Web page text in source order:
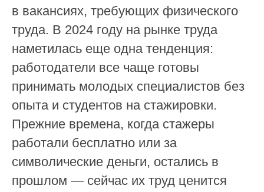
в вакансиях, требующих физического
труда. В 2024 году на рынке труда
наметилась еще одна тенденция:
работодатели все чаще готовы
принимать молодых специалистов без
опыта и студентов на стажировки.
Прежние времена, когда стажеры
работали бесплатно или за
символические деньги, остались в
прошлом — сейчас их труд ценится